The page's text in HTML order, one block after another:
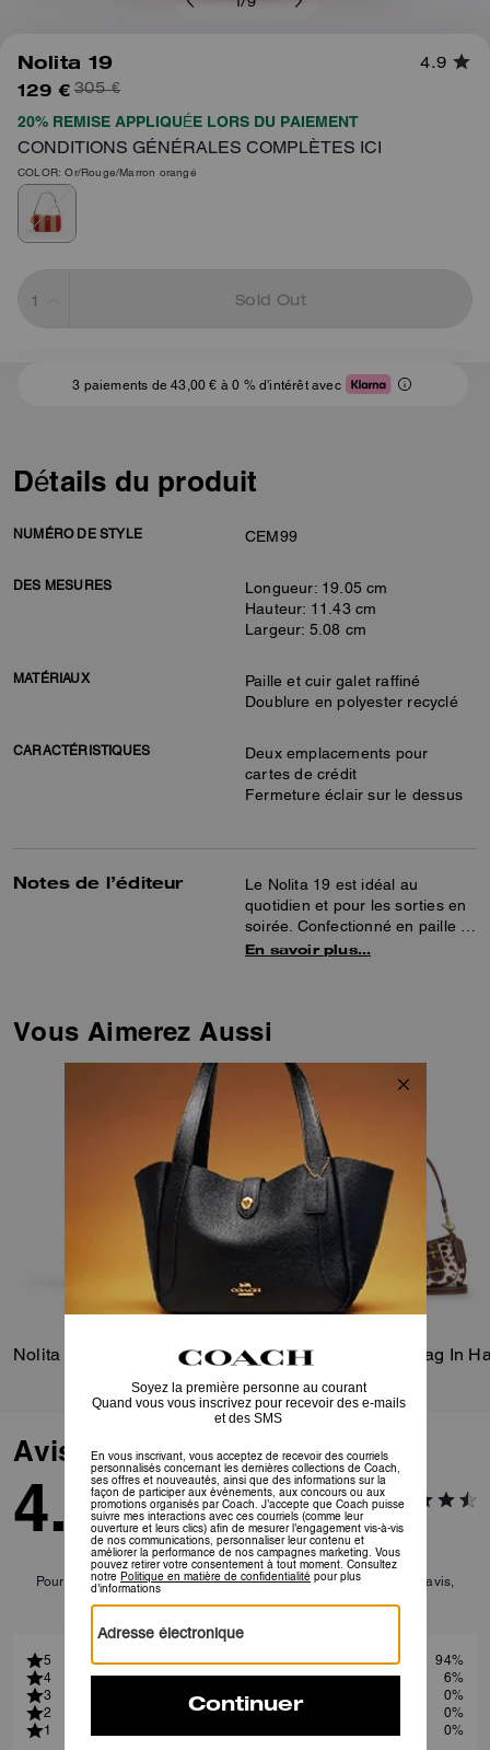
/9
Nolita 19 4.9
129 € 305 €
20% REMISE APPLIQUÉE LORS DU PAIEMENT
CONDITIONS GÉNÉRALES COMPLÈTES ICI
COLOR: Or/Rouge/Marron orangé
Sold Out
3 paiements de 43,00 € à 0 % d'intérêt avec
Détails du produit
NUMÉRO DE STYLE CEM99
DES MESURES
Longueur: 19.05 cm
Hauteur: 11.43 cm
Largeur: 5.08 cm
MATÉRIAUX
Paille et cuir galet raffiné
Doublure en polyester recyclé
CARACTÉRISTIQUES
Deux emplacements pour
cartes de crédit
Fermeture éclair sur le dessus
Notes de l’éditeur
Le Nolita 19 est idéal au
quotidien et pour les sorties en
soirée. Confectionné en paille et
en cuir à grain maroquiné
essentiels.
En savoir plus…
Vous Aimerez Aussi
Nolita 19 With Gingham Print Ashton Shoulder Bag In
Avis
4.9 16 Avis
Pour plus d’informations sur la manière dont nous vérifions nos avis,
5
94%
4
6%
3
0%
2
0%
1
0%